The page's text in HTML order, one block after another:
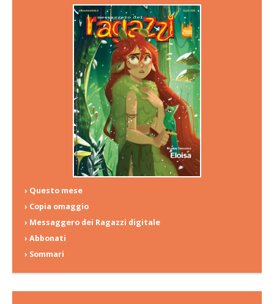
› Questo mese
› Copia omaggio
› Messaggero dei Ragazzi digitale
› Abbonati
› Sommari